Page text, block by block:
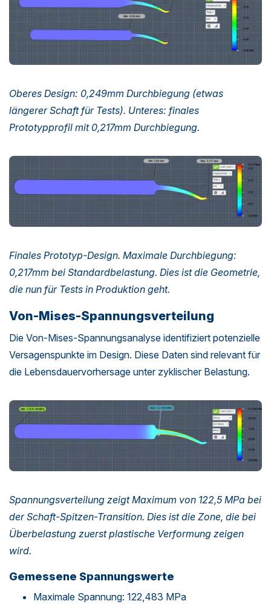
Oberes Design: 0,249mm Durchbiegung (etwas
längerer Schaft für Tests). Unteres: finales
Prototypprofil mit 0,217mm Durchbiegung.
Finales Prototyp-Design. Maximale Durchbiegung:
0,217mm bei Standardbelastung. Dies ist die Geometrie,
die nun für Tests in Produktion geht.
Von-Mises-Spannungsverteilung
Die Von-Mises-Spannungsanalyse identifiziert potenzielle
Versagenspunkte im Design. Diese Daten sind relevant für
die Lebensdauervorhersage unter zyklischer Belastung.
Spannungsverteilung zeigt Maximum von 122,5 MPa bei
der Schaft-Spitzen-Transition. Dies ist die Zone, die bei
Überbelastung zuerst plastische Verformung zeigen
wird.
Gemessene Spannungswerte
Maximale Spannung: 122,483 MPa